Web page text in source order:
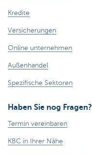
Kredite
Versicherungen
Online unternehmen
Außenhandel
Spezifische Sektoren
Haben Sie nog Fragen?
Termin vereinbaren
KBC in Ihrer Nähe